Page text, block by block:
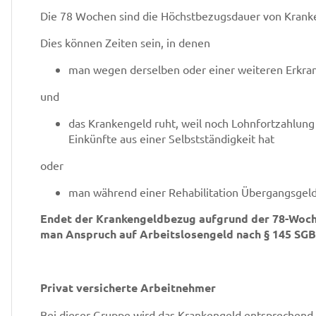
Die 78 Wochen sind die Höchstbezugsdauer von
Dies können Zeiten sein, in denen
man wegen derselben oder einer weiteren
und
das Krankengeld ruht, weil noch
Einkünfte aus einer Selbstständigkeit hat
oder
man während einer Rehabilitation
Endet der Krankengeldbezug aufgrund der 78-
man Anspruch auf Arbeitslosengeld nach § 145
Privat versicherte Arbeitnehmer